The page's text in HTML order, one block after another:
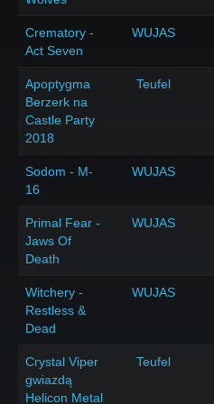
Crematory -
Act Seven
WUJAS
Apoptygma
Berzerk na
Castle Party
2018
Teufel
Sodom - M-
16
WUJAS
Primal Fear -
Jaws Of
Death
WUJAS
Witchery -
Restless &
Dead
WUJAS
Crystal Viper
gwiazdą
Helicon Metal
Teufel